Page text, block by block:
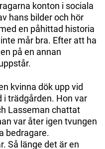
konton i sociala
hans bilder och hör
en påhittad historia
mår bra. Efter att ha
på en annan
kvinna dök upp vid
i trädgården. Hon var
Lasseman chattat
var åter igen tvungen
bedragare.
Så länge det är en